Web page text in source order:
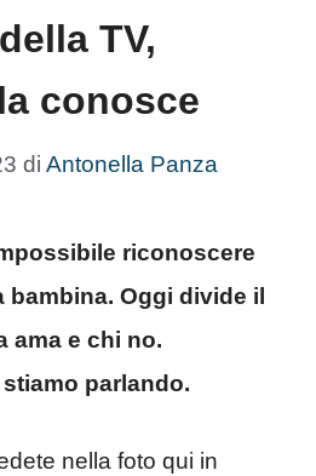
TV,
conosce
di Antonella Panza
riconoscere
bambina. Oggi divide il
ama e chi no.
parlando.
nella foto qui in